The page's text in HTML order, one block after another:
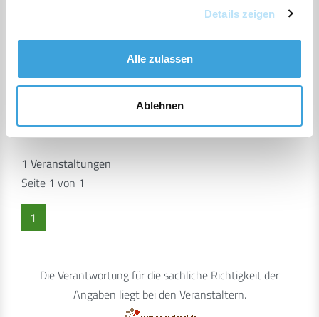
Details zeigen
Alle zulassen
Ablehnen
(Amt Lensahn)
Beschendorf
1 Veranstaltungen
Seite 1 von 1
1
Die Verantwortung für die sachliche Richtigkeit der
Angaben liegt bei den Veranstaltern.